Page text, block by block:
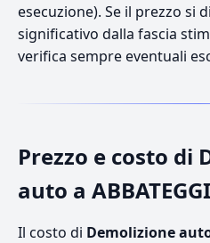
esecuzione). Se il prezzo si
significativo dalla fascia
verifica sempre eventuali
Prezzo e costo di
auto a
Il costo di Demolizione